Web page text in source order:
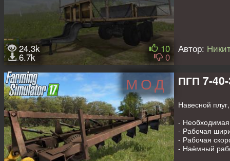
24.3k
6.7k
10
0
Автор:
МОД ПГП 7-
Навесной
-
- Рабочая
- Рабочая
- Наёмный